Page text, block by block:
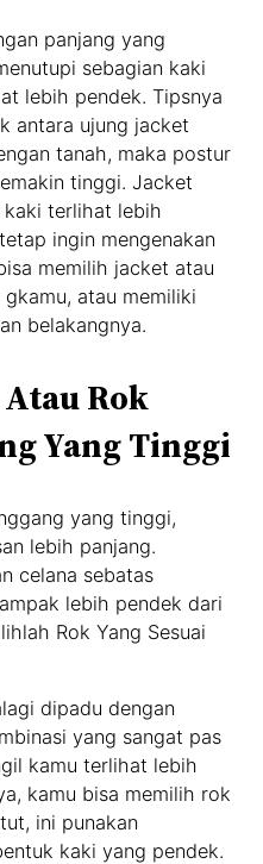
panjang yang
sebagian kaki
lebih pendek. Tipsnya
antara ujung jacket
tanah, maka postur
tinggi. Jacket
terlihat lebih
ingin mengenakan
memilih jacket atau
atau memiliki
belakangnya.
Rok
Yang Tinggi
yang tinggi,
lebih panjang.
celana sebatas
lebih pendek dari
Rok Yang Sesuai
dipadu dengan
yang sangat pas
kamu terlihat lebih
kamu bisa memilih rok
ini punakan
kaki yang pendek.